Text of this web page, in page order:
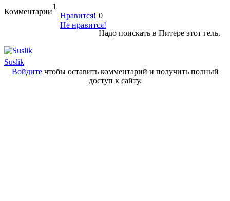
Комментарии
1
Нравится!
Не нравится!
0
Надо поискать в Питере этот гель.
Suslik
Войдитечтобы оставить комментарий и получить полный
доступ к сайту.